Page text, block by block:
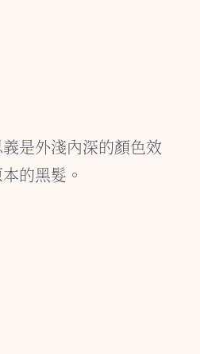
是外淺內深的顏色效
的黑髮。